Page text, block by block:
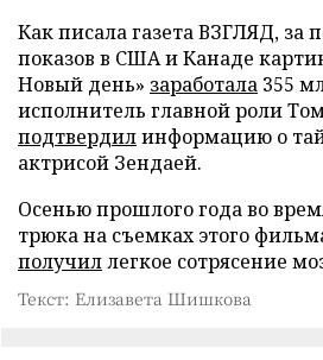
Как писала газета ВЗГЛЯД, за
показов в США и Канаде
Новый день» заработала 355
исполнитель главной роли
подтвердилинформацию о
актрисой Зендаей.
Осенью прошлого года во
трюка на съемках этого
получиллегкое сотрясение
Текст: Елизавета Шишкова